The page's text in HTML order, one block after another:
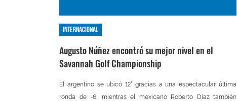
Internacional
Augusto Núñez encontró su mejor nivel en el
Savannah Golf Championship
El argentino se ubicó 12° gracias a una espectacular última
ronda de -6, mientras el mexicano Roberto Díaz también